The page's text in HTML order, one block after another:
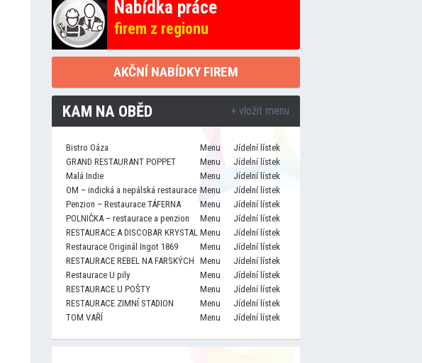
Nabídka práce
firem z regionu
AKČNÍ NABÍDKY FIREM
KAM NA OBĚD + vložit menu
Bistro Oáza Menu
Jídelní lístek
GRAND RESTAURANT POPPET
Menu
Jídelní lístek
Malá Indie
Menu
Jídelní lístek
OM – indická a nepálská restaurace Menu
Jídelní lístek
Penzion – Restaurace TÁFERNA
Menu
Jídelní lístek
POLNIČKA – restaurace a penzion
Menu
Jídelní lístek
RESTAURACE A DISCOBAR KRYSTAL Menu
Jídelní lístek
Restaurace Originál Ingot 1869
Menu
Jídelní lístek
RESTAURACE REBEL NA FARSKÝCH Menu
Jídelní lístek
Restaurace U pily
Menu
Jídelní lístek
RESTAURACE U POŠTY
Menu
Jídelní lístek
RESTAURACE ZIMNÍ STADION
Menu
Jídelní lístek
TOM VAŘÍ
Menu Jídelní lístek